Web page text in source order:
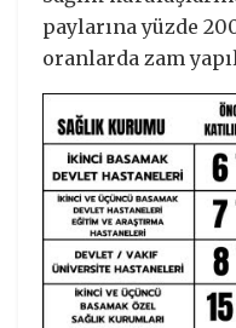
paylarına yüzde
oranlarda zam